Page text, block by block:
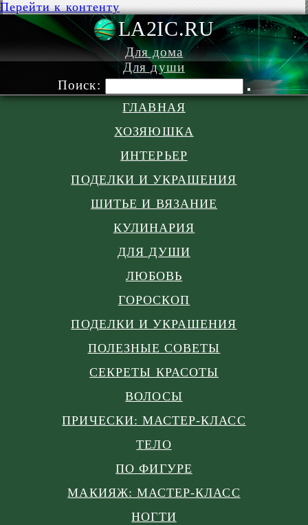
Перейти к контенту
LA2IC.RU
Для дома
Для души
Поиск:
ГЛАВНАЯ
ХОЗЯЮШКА
ИНТЕРЬЕР
ПОДЕЛКИ И УКРАШЕНИЯ
ШИТЬЕ И ВЯЗАНИЕ
КУЛИНАРИЯ
ДЛЯ ДУШИ
ЛЮБОВЬ
ГОРОСКОП
ПОДЕЛКИ И УКРАШЕНИЯ
ПОЛЕЗНЫЕ СОВЕТЫ
СЕКРЕТЫ КРАСОТЫ
ВОЛОСЫ
ПРИЧЕСКИ: МАСТЕР-КЛАСС
ТЕЛО
ПО ФИГУРЕ
МАКИЯЖ: МАСТЕР-КЛАСС
НОГТИ